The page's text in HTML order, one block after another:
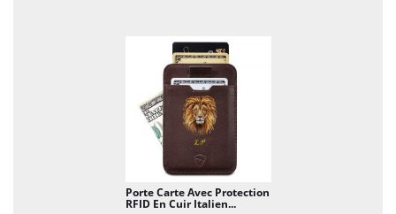
Porte Carte Avec Protection
RFID En Cuir Italien...